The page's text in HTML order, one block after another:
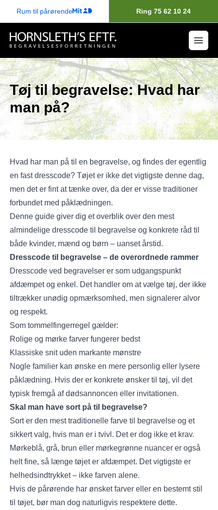
Rum til pårørende Ring 75 62 10 24
Tøj til begravelse: Hvad har
man på?
Hvad har man på til en begravelse, og findes der egentlig
en fast dresscode? Tøjet er ikke det vigtigste denne dag,
men det er fint at tænke over, da der er visse traditioner
forbundet med påklædningen.
Denne guide giver dig et overblik over den mest
almindelige dresscode til begravelse og konkrete råd til
både kvinder, mænd og børn – uanset årstid.
Dresscode til begravelse – de overordnede rammer
Dresscode ved begravelser er som udgangspunkt
afdæmpet og enkel. Det handler om at vælge tøj, der ikke
tiltrækker unødig opmærksomhed, men signalerer alvor
og respekt.
Som tommelfingerregel gælder:
Rolige og mørke farver fungerer bedst
Klassiske snit uden markante mønstre
Nogle familier kan ønske en mere personlig eller lysere
påklædning. Hvis der er konkrete ønsker til tøj, vil det
typisk fremgå af dødsannoncen eller invitationen.
Skal man have sort på til begravelse?
Sort er den mest traditionelle farve til begravelse og et
sikkert valg, hvis man er i tvivl. Det er dog ikke et krav.
Mørkeblå, grå, brun eller mørkegrønne nuancer er også
helt fine, så længe tøjet er afdæmpet. Det vigtigste er
helhedsindtrykket – ikke farven alene.
Hvis de pårørende har ønsket farver eller en bestemt stil
til tøjet, bør man dog naturligvis respektere dette.